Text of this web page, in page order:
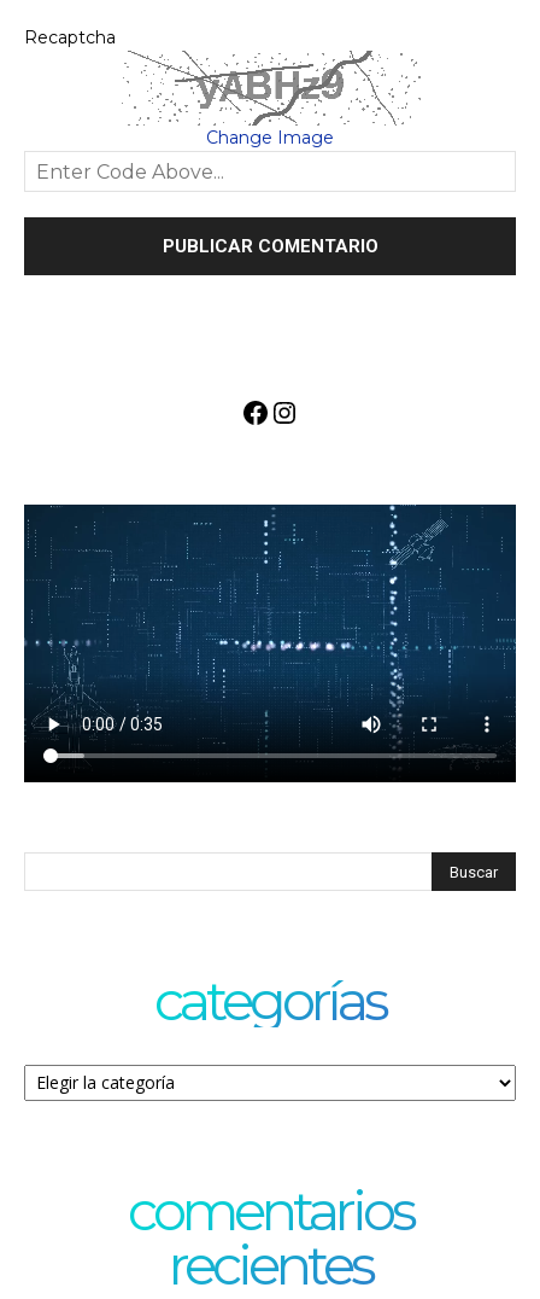
Recaptcha
Change Image
Facebook
Instagram
categorías
Categorías
comentarios
recientes